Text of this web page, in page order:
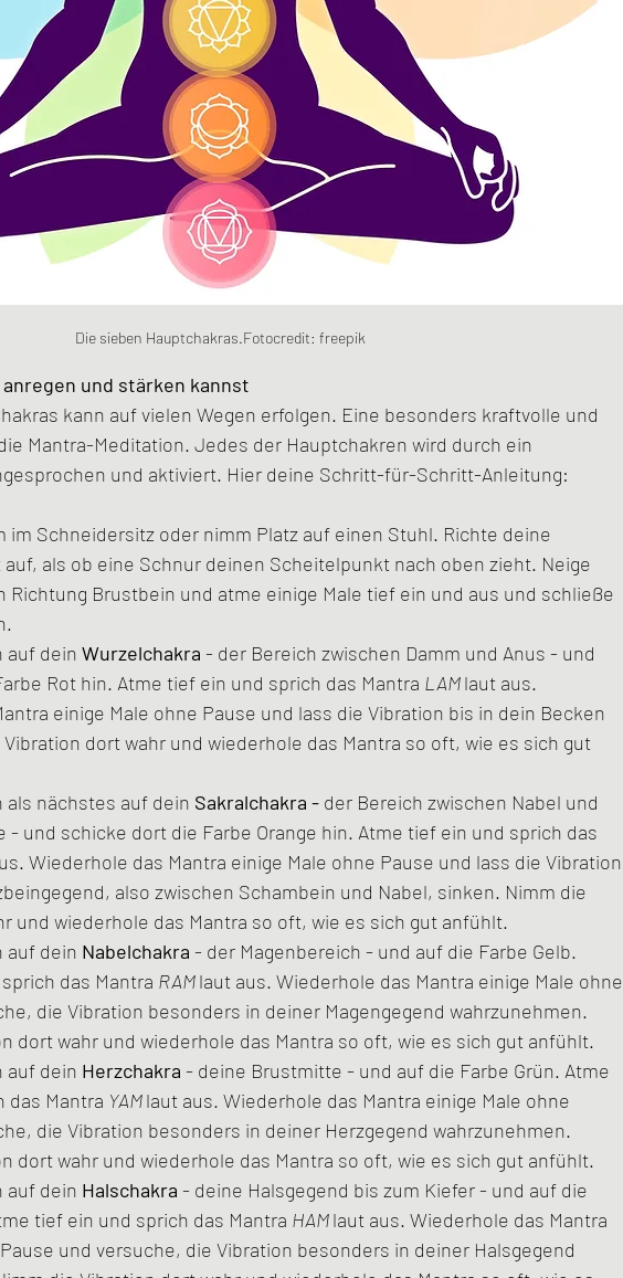
Die sieben Hauptchakras.Fotocredit: freepik
und stärken kannst
kann auf vielen Wegen erfolgen. Eine besonders kraftvolle und
Mantra-Meditation. Jedes der Hauptchakren wird durch ein
und aktiviert. Hier deine Schritt-für-Schritt-Anleitung:
im Schneidersitz oder nimm Platz auf einen Stuhl. Richte deine
als ob eine Schnur deinen Scheitelpunkt nach oben zieht. Neige
Richtung Brustbein und atme einige Male tief ein und aus und schließe
auf dein Wurzelchakra - der Bereich zwischen Damm und Anus - und
Rot hin. Atme tief ein und sprich das Mantra LAM laut aus.
einige Male ohne Pause und lass die Vibration bis in dein Becken
dort wahr und wiederhole das Mantra so oft, wie es sich gut
als nächstes auf dein Sakralchakra - der Bereich zwischen Nabel und
- und schicke dort die Farbe Orange hin. Atme tief ein und sprich das
Wiederhole das Mantra einige Male ohne Pause und lass die Vibration
also zwischen Schambein und Nabel, sinken. Nimm die
und wiederhole das Mantra so oft, wie es sich gut anfühlt.
auf dein Nabelchakra - der Magenbereich - und auf die Farbe Gelb.
das Mantra RAM laut aus. Wiederhole das Mantra einige Male ohne
die Vibration besonders in deiner Magengegend wahrzunehmen.
dort wahr und wiederhole das Mantra so oft, wie es sich gut anfühlt.
auf dein Herzchakra - deine Brustmitte - und auf die Farbe Grün. Atme
das Mantra YAM laut aus. Wiederhole das Mantra einige Male ohne
die Vibration besonders in deiner Herzgegend wahrzunehmen.
dort wahr und wiederhole das Mantra so oft, wie es sich gut anfühlt.
auf dein Halschakra - deine Halsgegend bis zum Kiefer - und auf die
tief ein und sprich das Mantra HAM laut aus. Wiederhole das Mantra
und versuche, die Vibration besonders in deiner Halsgegend